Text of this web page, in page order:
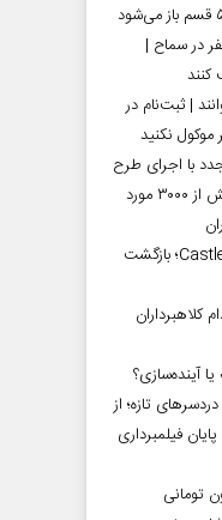
در سماح |
کنند
ارز اربعین ۱۴۰۵ بخوانند | ثبت‌نام در
موکول نکنید
مجدد با اجرای طرح
«پرستار پیگیر» | شناسایی بیش از ۳۰۰۰ مورد
Castlevania: Belmont’s Curse؛ بازگشت
کلاهبرداران
آینده‌سازی؟
تازه؛ از
فیلمبرداری
۷۵ میلیون تومانی